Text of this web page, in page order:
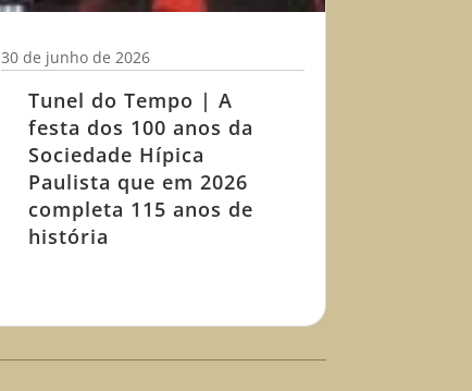
Tunel do Tempo | A
festa dos 100 anos da
Sociedade Hípica
Paulista que em 2026
completa 115 anos de
história
30 de junho de 2026